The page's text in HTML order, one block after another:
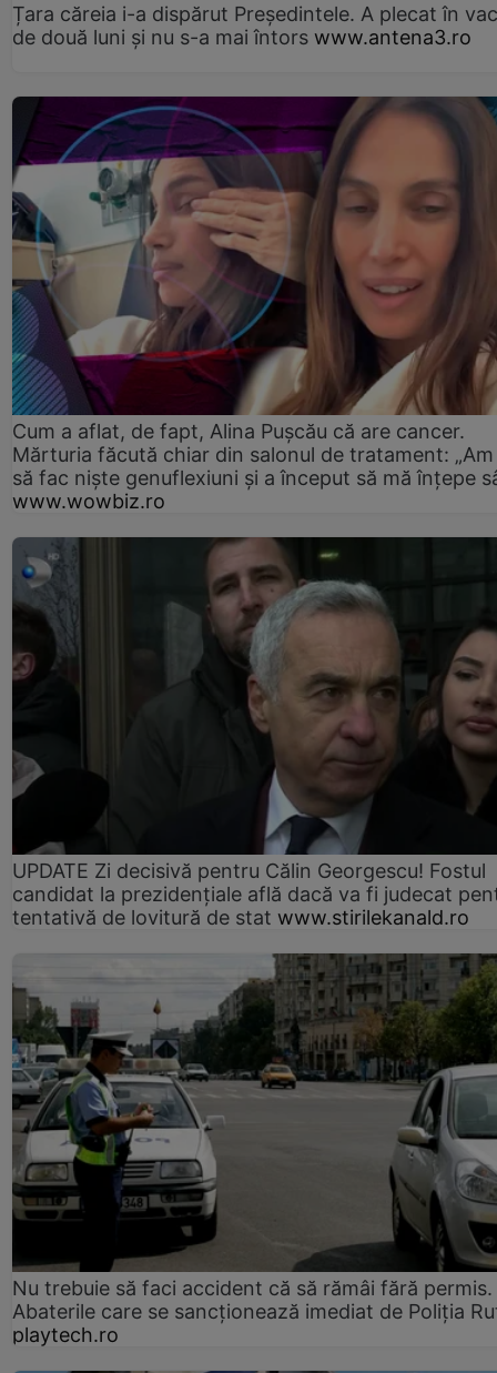
Țara căreia i-a dispărut Președintele. A plecat în
de două luni și nu s-a mai întors www.antena3.ro
Cum a aflat, de fapt, Alina Pușcău că are cancer.
Mărturia făcută chiar din salonul de tratament:
să fac niște genuflexiuni și a început să mă înțepe
www.wowbiz.ro
UPDATE Zi decisivă pentru Călin Georgescu! Fostul
candidat la prezidențiale află dacă va fi judecat
tentativă de lovitură de stat www.stirilekanald.ro
Nu trebuie să faci accident că să rămâi fără permis.
Abaterile care se sancționează imediat de Poliţia
playtech.ro